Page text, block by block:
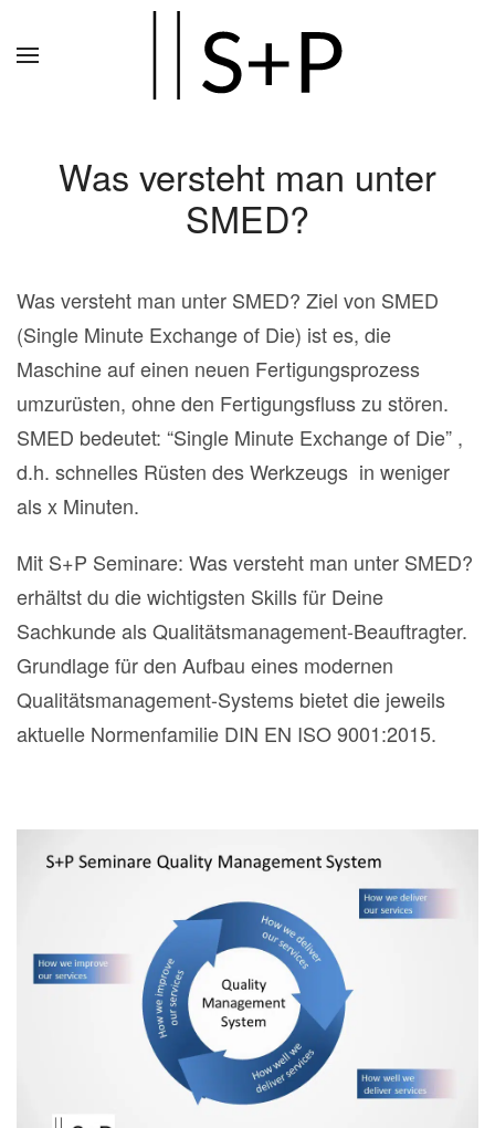
Was versteht man unter
SMED?
Was versteht man unter SMED? Ziel von SMED
(Single Minute Exchange of Die) ist es, die
Maschine auf einen neuen Fertigungsprozess
umzurüsten, ohne den Fertigungsfluss zu stören.
SMED bedeutet: “Single Minute Exchange of Die” ,
d.h. schnelles Rüsten des Werkzeugs in weniger
als x Minuten.
Mit S+P Seminare: Was versteht man unter SMED?
erhältst du die wichtigsten Skills für Deine
Sachkunde als Qualitätsmanagement-Beauftragter.
Grundlage für den Aufbau eines modernen
Qualitätsmanagement-Systems bietet die jeweils
aktuelle Normenfamilie DIN EN ISO 9001:2015.